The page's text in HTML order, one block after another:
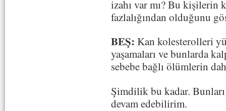
izahı var mı? Bu kişilerin
fazlalığından olduğunu
BEŞ: Kan kolesterolleri
yaşamaları ve bunlarda
sebebe bağlı ölümlerin
Şimdilik bu kadar.
devam edebilirim.